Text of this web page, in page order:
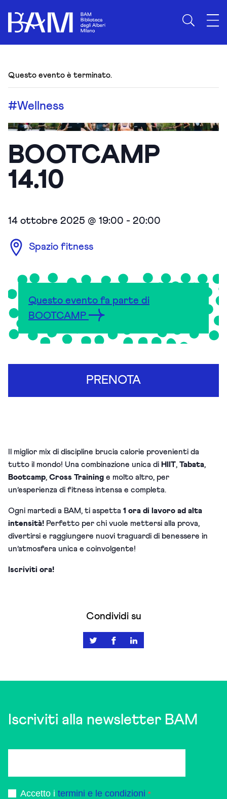
Questo evento è terminato.
#Wellness
BOOTCAMP
14.10
Il miglior mix di discipline brucia calorie provenienti da
tutto il mondo! Una combinazione unica di HIIT, Tabata,
Bootcamp, Cross Training e molto altro, per
un’esperienza di fitness intensa e completa.
Ogni martedì a BAM, ti aspetta 1 ora di lavoro ad alta
intensità! Perfetto per chi vuole mettersi alla prova,
divertirsi e raggiungere nuovi traguardi di benessere in
un’atmosfera unica e coinvolgente!
Iscriviti ora!
14 ottobre 2025 @ 19:00 - 20:00
Spazio fitness
Questo evento fa parte di
BOOTCAMP
PRENOTA
Condividi su
Iscriviti alla newsletter BAM
Accetto i termini e le condizioni